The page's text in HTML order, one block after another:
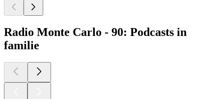
Radio Monte Carlo - 90: Podcasts in
familie